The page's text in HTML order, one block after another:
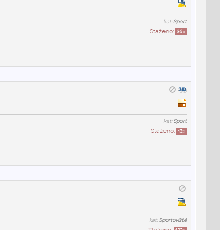
kat:Sport
Staženo: 36x
kat:Sport
Staženo: 13x
kat:Sportoviště